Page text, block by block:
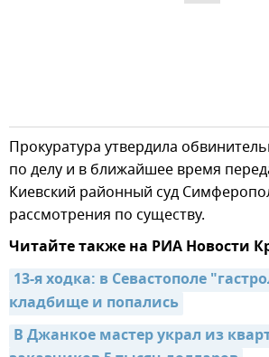
Прокуратура утвердила
по делу и в ближайшее время
Киевский районный суд
рассмотрения по существу.
Читайте также на РИА Новости
13-я ходка: в Севастополе
кладбище и попались
В Джанкое мастер украл из